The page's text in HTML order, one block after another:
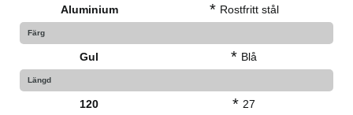
Aluminium * Rostfritt stål
Färg
Gul * Blå
Längd
120 * 27